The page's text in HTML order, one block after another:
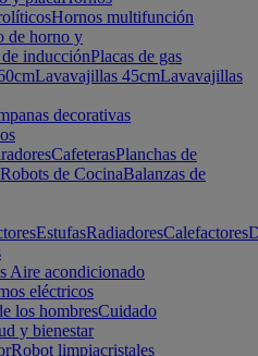
Hornos multifunción
de horno y
de inducciónPlacas de gas
Lavavajillas 45cmLavavajillas
decorativas
CafeterasPlanchas de
Robots de CocinaBalanzas de
EstufasRadiadoresCalefactores
Aire acondicionado
eléctricos
los hombresCuidado
y bienestar
Robot limpiacristales